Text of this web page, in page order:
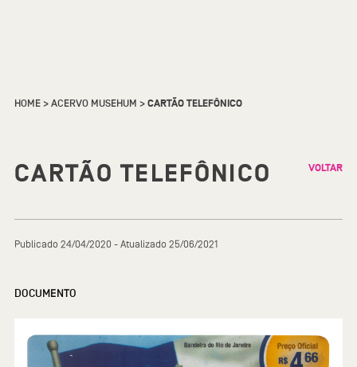
HOME>ACERVO MUSEHUM >CARTÃO TELEFÔNICO
CARTÃO TELEFÔNICO VOLTAR
Publicado 24/04/2020 - Atualizado 25/06/2021
DOCUMENTO